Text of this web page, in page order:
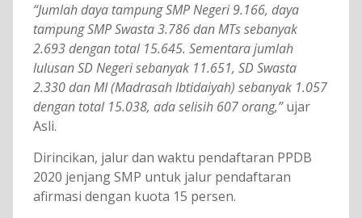
“Jumlah daya tampung SMP Negeri 9.166, daya
tampung SMP Swasta 3.786 dan MTs sebanyak
2.693 dengan total 15.645. Sementara jumlah
lulusan SD Negeri sebanyak 11.651, SD Swasta
2.330 dan MI (Madrasah Ibtidaiyah) sebanyak 1.057
dengan total 15.038, ada selisih 607 orang,”ujar
Asli.
Dirincikan, jalur dan waktu pendaftaran PPDB
2020 jenjang SMP untuk jalur pendaftaran
afirmasi dengan kuota 15 persen.